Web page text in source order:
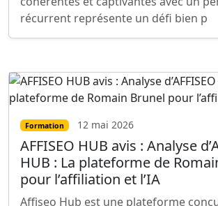
récurrent représente un défi bien p
Formation 12 mai 2026
AFFISEO HUB avis : Analyse
HUB : La plateforme de
pour l’affiliation et l’IA
Affiseo Hub est une plateforme